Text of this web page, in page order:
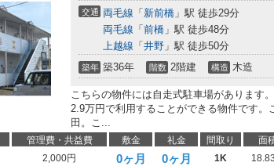
交通 両毛線 「 新前橋 」駅 徒歩29分
両毛線 「 前橋 」駅 徒歩48分
上越線 「 井野 」駅 徒歩50分
築年 築36年 階数 2階建 構造 木造
こちらの物件には自走式駐車場があります
2.9万円で利用することができる物件です。
田。こ...
管理費・共益費 敷金 礼金 間取り 面
2,000円 0ヶ月 0ヶ月 1K